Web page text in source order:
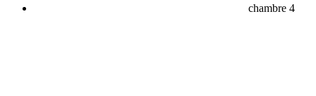
chambre 4